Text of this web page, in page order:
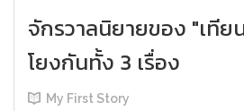
จักรวาลนิยายของ "เทีย
โยงกันทั้ง 3 เรื่อง
My First Story